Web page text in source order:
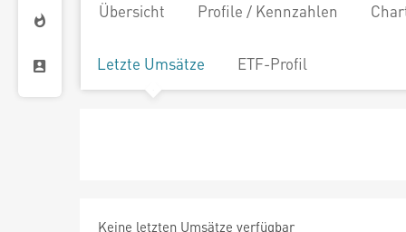
Übersicht Profile / Kennzahlen
Letzte Umsätze ETF-Profil
Keine letzten Umsätze verfügbar